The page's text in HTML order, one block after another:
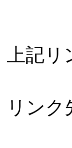
上記
リン